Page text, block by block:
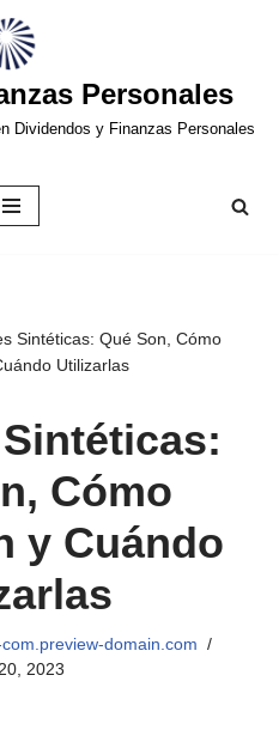
Personales
Dividendos y Finanzas Personales
Sintéticas: Qué Son, Cómo
Utilizarlas
Cómo
y Cuándo
domain.com
2023